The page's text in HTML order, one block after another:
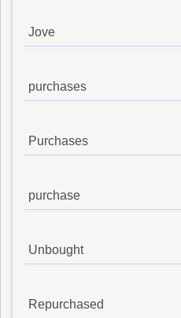
Jove
purchases
Purchases
purchase
Unbought
Repurchased